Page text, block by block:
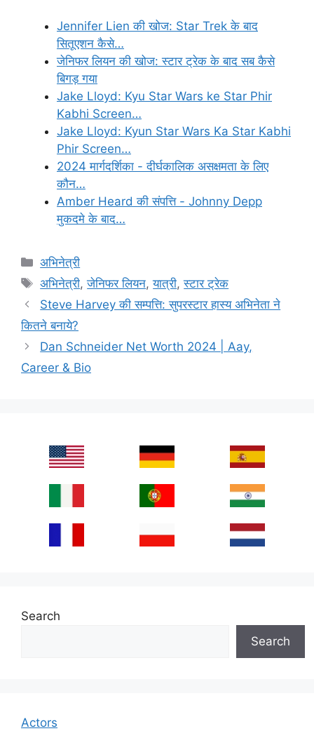
Jennifer Lien की खोज: Star Trek के बाद
सितूएशन कैसे…
जेनिफर लियन की खोज: स्टार ट्रेक के बाद सब कैसे
बिगड़ गया
Jake Lloyd: Kyu Star Wars ke Star Phir
Kabhi Screen…
Jake Lloyd: Kyun Star Wars Ka Star Kabhi
Phir Screen…
2024 मार्गदर्शिका - दीर्घकालिक असक्षमता के लिए
कौन…
Amber Heard की संपत्ति - Johnny Depp
मुकदमे के बाद…
Categories
अभिनेत्री
Tags
अभिनेत्री,जेनिफर लियन,यात्री,स्टार ट्रेक
Steve Harvey की सम्पत्ति: सुपरस्टार हास्य अभिनेता ने
कितने बनाये?
Dan Schneider Net Worth 2024 | Aay,
Career & Bio
Search
Search
Actors